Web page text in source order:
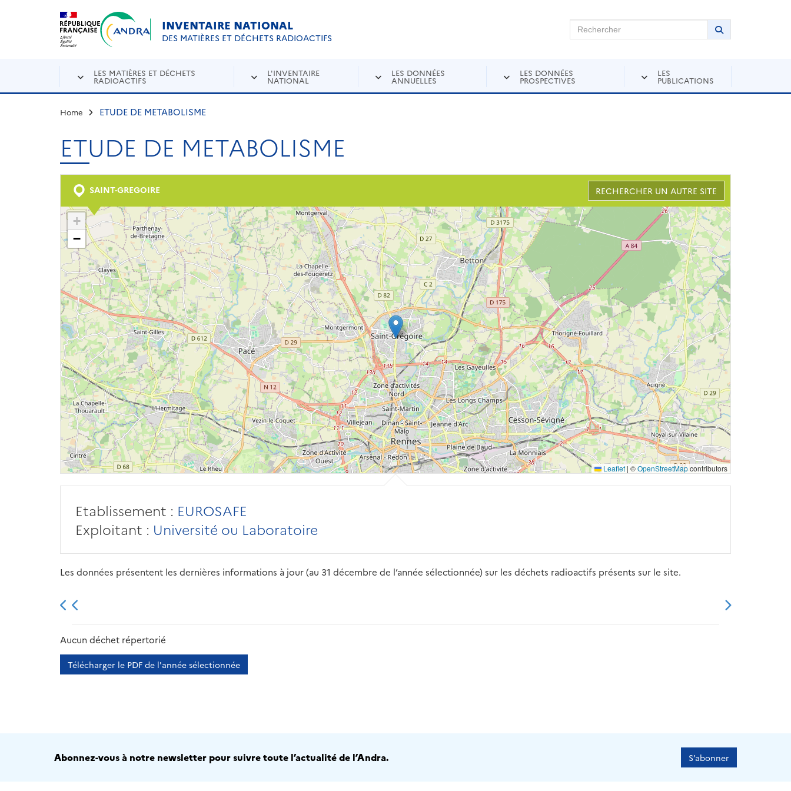
Aller au contenu principal
INVENTAIRE NATIONAL
DES MATIÈRES ET DÉCHETS RADIOACTIFS
Rechercher sur Andra Inventaire Rechercher
Lancer la
LES MATIÈRES ET DÉCHETS
RADIOACTIFS
L'INVENTAIRE
NATIONAL
LES DONNÉES
ANNUELLES
LES DONNÉES
PROSPECTIVES
LES
PUBLICATIONS
Home ETUDE DE METABOLISME
ETUDE DE METABOLISME
SAINT-GREGOIRE RECHERCHER UN AUTRE SITE
+
−
Leaflet | ©OpenStreetMapcontributors
Etablissement : EUROSAFE
Exploitant : Université ou Laboratoire
Les données présentent les dernières informations à jour (au 31 décembre de l’année sélectionnée) sur les déchets radioactifs présents sur le site.
2013 2014
Aucun déchet répertorié
Télécharger le PDF de l'année sélectionnée
Abonnez-vous à notre newsletter pour suivre toute l’actualité de l’Andra. S’abonner